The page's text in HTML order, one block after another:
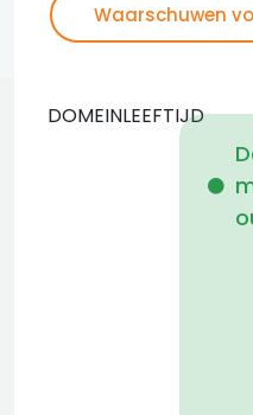
Waarschuwen
DOMEINLEEFTIJD